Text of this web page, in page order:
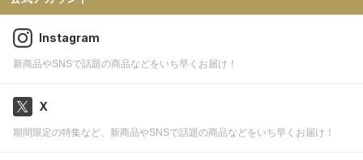
Instagram
新商品やSNSで話題の商品などをいち早くお届け！
X
期間限定の特集など、新商品やSNSで話題の商品などをいち早くお届け！